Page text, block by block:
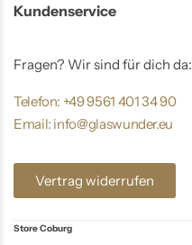
Kundenservice
Fragen? Wir sind für dich da:
Telefon: +49 9561 401 34 90
Email: info@glaswunder.eu
Vertrag widerrufen
Store Coburg